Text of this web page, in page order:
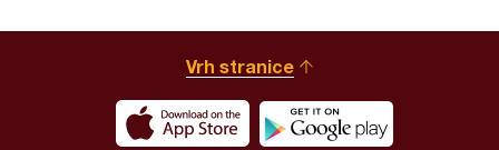
Vrh stranice